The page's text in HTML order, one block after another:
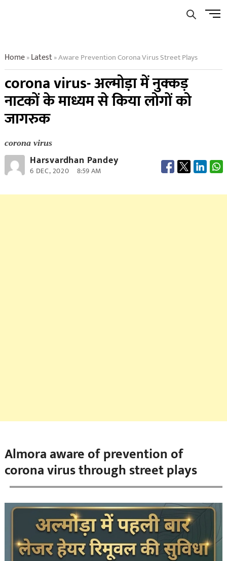
Menu
Home»Latest»Aware Prevention Corona Virus Street Plays
corona virus- अल्मोड़ा में नुक्कड़
नाटकों के माध्यम से किया लोगों को
जागरुक
corona virus
Harsvardhan Pandey
6 DEC, 2020 8:59 AM
Almora aware of prevention of
corona virus through street plays